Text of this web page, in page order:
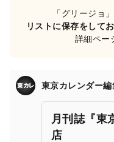
「グリージョ
リストに保存をして
詳細ペー
東京カレンダー編
月刊誌『東
店